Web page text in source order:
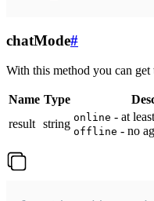
chatMode#
With this method you can
Name Type
result string online - at
offline - no